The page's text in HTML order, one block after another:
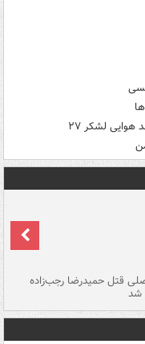
لشکر ۲۷
قتل حمیدرضا رجب‌زاده
شد